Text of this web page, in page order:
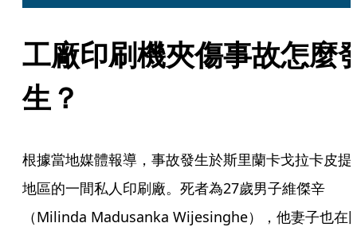
工廠印刷機夾傷事故怎麼
生？
根據當地媒體報導，事故發生於斯里蘭卡戈拉卡皮提
地區的一間私人印刷廠。死者為27歲男子維傑辛
（Milinda Madusanka Wijesinghe），他妻子也在